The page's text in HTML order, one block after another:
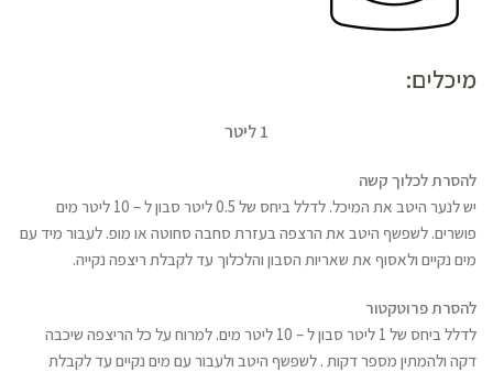
מיכלים:
1 ליטר
להסרת לכלוך קשה
יש לנער היטב את המיכל. לדלל ביחס של 0.5 ליטר סבון ל – 10 ליטר מים
פושרים. לשפשף היטב את הרצפה בעזרת סחבה סחוטה או מופ. לעבור מיד עם
מים נקיים ולאסוף את שאריות הסבון והלכלוך עד לקבלת ריצפה נקייה.
להסרת פרוטקטור
לדלל ביחס של 1 ליטר סבון ל – 10 ליטר מים. למרוח על כל הריצפה שיכבה
דקה ולהמתין מספר דקות . לשפשף היטב ולעבור עם מים נקיים עד לקבלת